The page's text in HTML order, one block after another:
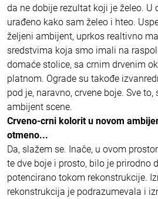
da ne dobije rezultat koji je želeo. U
urađeno kako sam želeo i hteo.
željeni ambijent, uprkos realtivno
sredstvima koja smo imali na
domaće stolice, sa crnim drvenim
platnom. Ograde su takođe
pod je, naravno, crvene boje. Sve
ambijent scene.
Crveno-crni kolorit u novom
otmeno...
Da, slažem se. Inače, u ovom
te dve boje i prosto, bilo je prirodno
potencirano tokom rekonstrukcije.
rekonstrukcija je podrazumevala i